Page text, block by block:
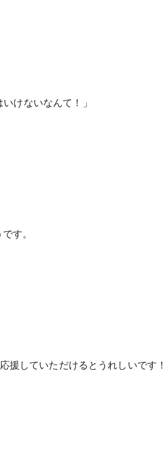
けないなんて！」
す。
援していただけるとうれしいです！